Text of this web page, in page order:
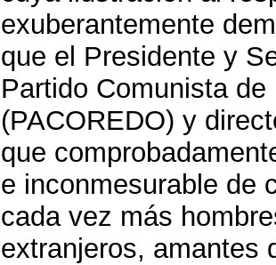
exuberantemente
que el Presidente y
Partido Comunista
(PACOREDO) y
que
e inconmesurable de
cada vez más
extranjeros, amantes